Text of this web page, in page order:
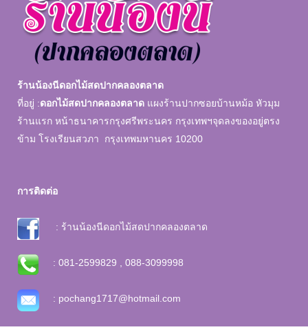
ร้านน้องนีดอกไม้สดปากคลองตลาด
ที่อยู่ :ดอกไม้สดปากคลองตลาด แผงร้านปากซอยบ้านหม้อ หัวมุม
ร้านแรก หน้าธนาคารกรุงศรีพระนคร กรุงเทพฯจุดลงของอยู่ตรง
ข้าม โรงเรียนสวภา กรุงเทพมหานคร 10200
การติดต่อ
: ร้านน้องนีดอกไม้สดปากคลองตลาด
: 081-2599829 , 088-3099998
: pochang1717@hotmail.com